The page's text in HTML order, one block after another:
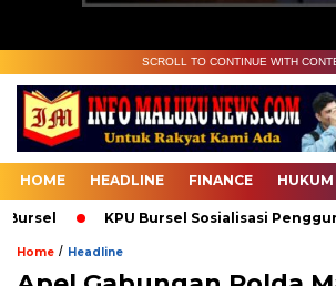
SCROLL TO CONTINUE WITH
HOME HEADLINE FINANCE HUKUM
KPU Bursel Sosialisasi
Home / Headline